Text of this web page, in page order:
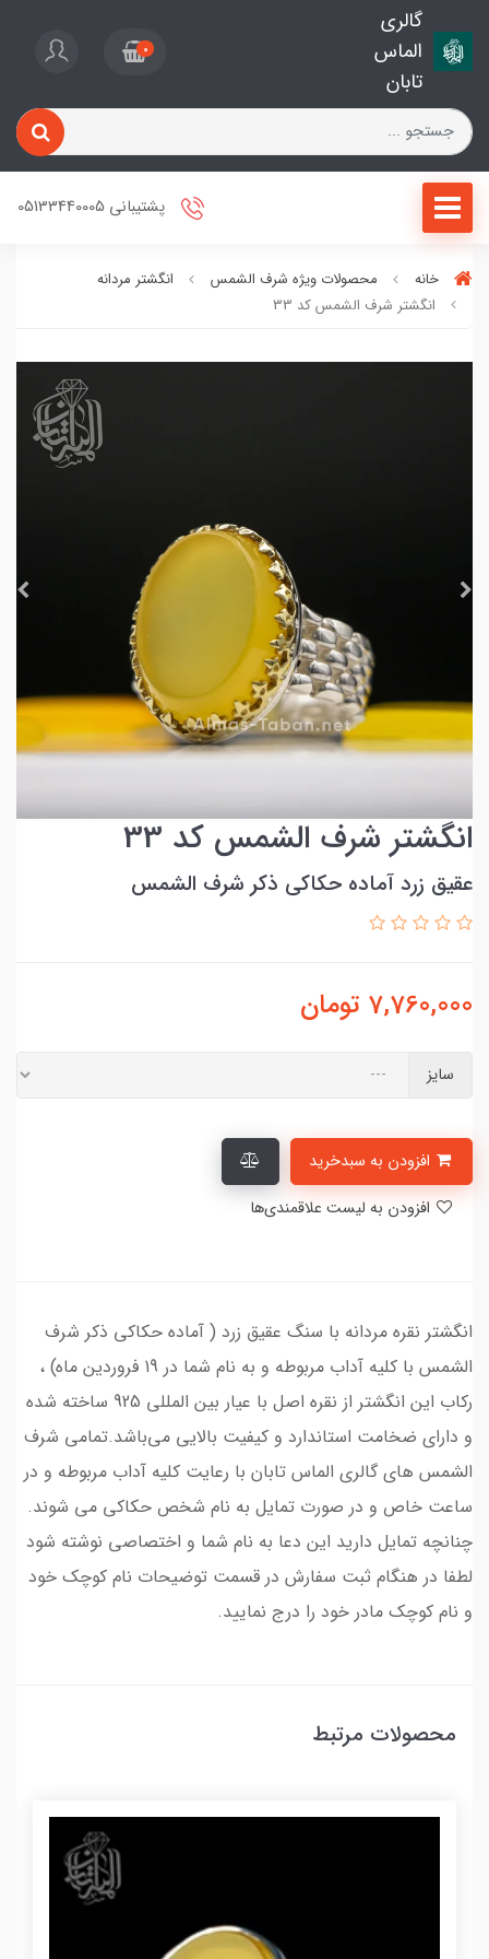
گالری
الماس
تابان
0
پشتیبانی 05133440005
خانه محصولات ویژه شرف الشمس
انگشتر مردانه
انگشتر شرف الشمس کد 33
انگشتر شرف الشمس کد 33
عقیق زرد آماده حکاکی ذکر شرف الشمس
7,760,000 تومان
سایز
انگشتر نقره مردانه با سنگ عقیق زرد ( آماده حکاکی ذکر شرف
الشمس با کلیه آداب مربوطه و به نام شما در 19 فروردین ماه) ،
رکاب این انگشتر از نقره اصل با عیار بین المللی 925 ساخته شده
و دارای ضخامت استاندارد و کیفیت بالایی می‌باشد.تمامی شرف
الشمس های گالری الماس تابان با رعایت کلیه آداب مربوطه و در
ساعت خاص و در صورت تمایل به نام شخص حکاکی می شوند.
چنانچه تمایل دارید این دعا به نام شما و اختصاصی نوشته شود
لطفا در هنگام ثبت سفارش در قسمت توضیحات نام کوچک خود
و نام کوچک مادر خود را درج نمایید.
محصولات مرتبط